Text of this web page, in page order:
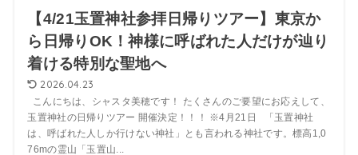
【4/21玉置神社参拝日帰りツアー】東京か
ら日帰りOK！神様に呼ばれた人だけが辿り
着ける特別な聖地へ
2026.04.23
こんにちは、シャスタ美穂です！ たくさんのご要望にお応えして、
玉置神社の日帰りツアー 開催決定！！！ ※4月21日 「玉置神社
は、呼ばれた人しか行けない神社」とも言われる神社です。標高1,0
76mの霊山「玉置山...